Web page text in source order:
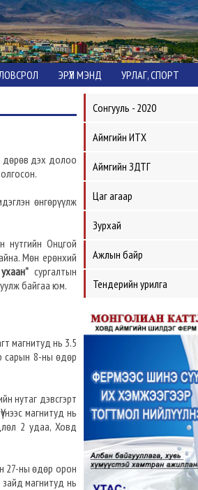
ЭРҮҮЛ МЭНД УРЛАГ, СПОРТ
дөрөв дэх долоо
өнгөрүүлж
нутгийн Онцгой
Мөн ерөнхий
сургалтын
байгаа юм.
магнитуд нь 3.5
сарын 8-ны өдөр
нутаг дэвсгэрт
магнитуд нь
2 удаа, Ховд
27-ны өдөр орон
магнитуд нь
Сонгууль - 2020
Аймгийн ИТХ
Аймгийн ЗДТГ
Цаг агаар
Зурхай
Ажлын байр
Тендерийн урилга